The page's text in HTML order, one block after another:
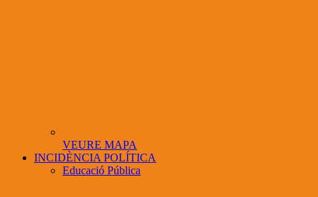
VEURE MAPA
INCIDÈNCIA POLÍTICA
Educació Pública